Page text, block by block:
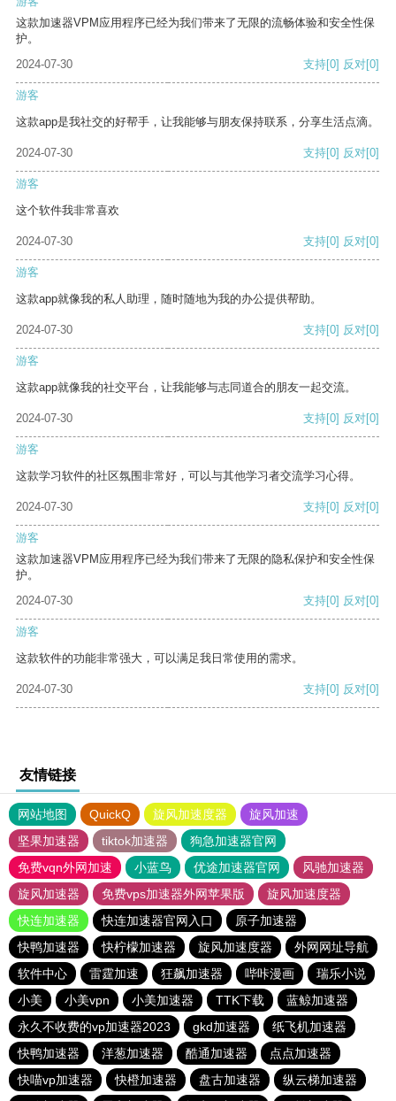
这款加速器VPM应用程序已经为我们带来了无限的流畅体验和安全性保
护。
2024-07-30
支持[0] 反对[0]
游客
这款app是我社交的好帮手，让我能够与朋友保持联系，分享生活点滴。
2024-07-30 支持[0] 反对[0]
游客
这个软件我非常喜欢
2024-07-30 支持[0] 反对[0]
游客
这款app就像我的私人助理，随时随地为我的办公提供帮助。
2024-07-30 支持[0] 反对[0]
游客
这款app就像我的社交平台，让我能够与志同道合的朋友一起交流。
2024-07-30 支持[0] 反对[0]
游客
这款学习软件的社区氛围非常好，可以与其他学习者交流学习心得。
2024-07-30 支持[0] 反对[0]
游客
这款加速器VPM应用程序已经为我们带来了无限的隐私保护和安全性保
护。
2024-07-30
支持[0] 反对[0]
游客
这款软件的功能非常强大，可以满足我日常使用的需求。
2024-07-30 支持[0] 反对[0]
友情链接
网站地图 QuickQ 旋风加速度器
旋风加速
坚果加速器
tiktok加速器
狗急加速器官网
免费vqn外网加速
小蓝鸟 优途加速器官网
风驰加速器
旋风加速器
免费vps加速器外网苹果版
旋风加速度器
快连加速器
快连加速器官网入口
原子加速器
快鸭加速器
快柠檬加速器 旋风加速度器
外网网址导航
软件中心
雷霆加速 狂飙加速器 哔咔漫画
瑞乐小说
小美
小美vpn 小美加速器 TTK下载
蓝鲸加速器
永久不收费的vp加速器2023
gkd加速器
纸飞机加速器
快鸭加速器
洋葱加速器 酷通加速器
点点加速器
快喵vp加速器
快橙加速器 盘古加速器
纵云梯加速器